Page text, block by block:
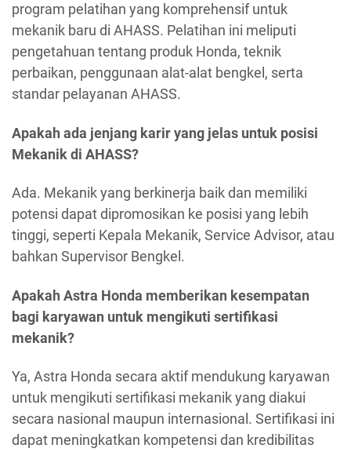
program pelatihan yang komprehensif untuk
mekanik baru di AHASS. Pelatihan ini meliputi
pengetahuan tentang produk Honda, teknik
perbaikan, penggunaan alat-alat bengkel, serta
standar pelayanan AHASS.
Apakah ada jenjang karir yang jelas untuk posisi
Mekanik di AHASS?
Ada. Mekanik yang berkinerja baik dan memiliki
potensi dapat dipromosikan ke posisi yang lebih
tinggi, seperti Kepala Mekanik, Service Advisor, atau
bahkan Supervisor Bengkel.
Apakah Astra Honda memberikan kesempatan
bagi karyawan untuk mengikuti sertifikasi
mekanik?
Ya, Astra Honda secara aktif mendukung karyawan
untuk mengikuti sertifikasi mekanik yang diakui
secara nasional maupun internasional. Sertifikasi ini
dapat meningkatkan kompetensi dan kredibilitas